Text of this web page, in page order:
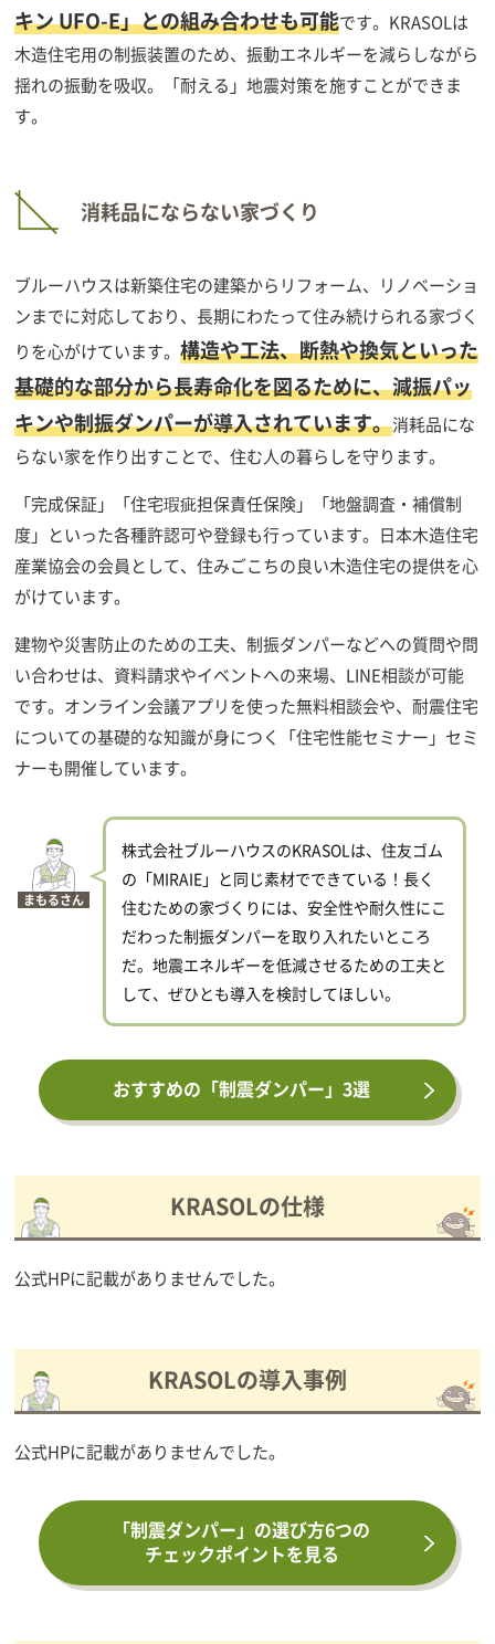
キン UFO-E」との組み合わせも可能です。KRASOLは
木造住宅用の制振装置のため、振動エネルギーを減らしながら
揺れの振動を吸収。「耐える」地震対策を施すことができま
す。
消耗品にならない家づくり
ブルーハウスは新築住宅の建築からリフォーム、リノベーショ
ンまでに対応しており、長期にわたって住み続けられる家づく
りを心がけています。構造や工法、断熱や換気といった
基礎的な部分から長寿命化を図るために、減振パッ
キンや制振ダンパーが導入されています。消耗品にな
らない家を作り出すことで、住む人の暮らしを守ります。
「完成保証」「住宅瑕疵担保責任保険」「地盤調査・補償制
度」といった各種許認可や登録も行っています。日本木造住宅
産業協会の会員として、住みごこちの良い木造住宅の提供を心
がけています。
建物や災害防止のための工夫、制振ダンパーなどへの質問や問
い合わせは、資料請求やイベントへの来場、LINE相談が可能
です。オンライン会議アプリを使った無料相談会や、耐震住宅
についての基礎的な知識が身につく「住宅性能セミナー」セミ
ナーも開催しています。
まもるさん
株式会社ブルーハウスのKRASOLは、住友ゴム
の「MIRAIE」と同じ素材でできている！長く
住むための家づくりには、安全性や耐久性にこ
だわった制振ダンパーを取り入れたいところ
だ。地震エネルギーを低減させるための工夫と
して、ぜひとも導入を検討してほしい。
おすすめの「制震ダンパー」3選
KRASOLの仕様
公式HPに記載がありませんでした。
KRASOLの導入事例
公式HPに記載がありませんでした。
「制震ダンパー」の選び方6つの
チェックポイントを見る